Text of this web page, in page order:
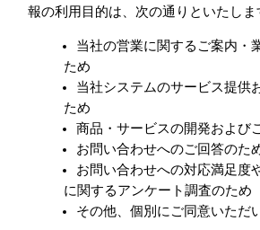
報の利用目的は、次の通りといたしま
当社の営業に関するご案内・
ため
当社システムのサービス提供
ため
商品・サービスの開発および
お問い合わせへのご回答のた
お問い合わせへの対応満足度
に関するアンケート調査のため
その他、個別にご同意いただ